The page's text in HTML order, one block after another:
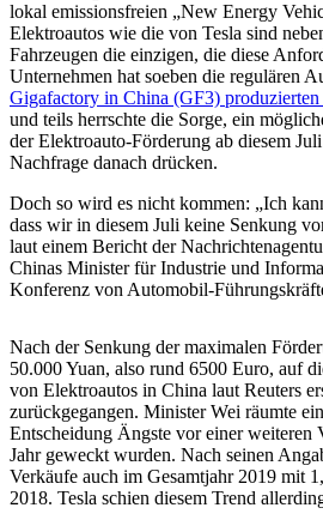
lokal emissionsfreien „New Energy
Elektroautos wie die von Tesla sind
Fahrzeugen die einzigen, die diese
Unternehmen hat soeben die regulären
Gigafactory in China (GF3)
und teils herrschte die Sorge, ein
der Elektroauto-Förderung ab diesem
Nachfrage danach drücken.
Doch so wird es nicht kommen: „Ich
dass wir in diesem Juli keine Senkung
laut einem Bericht der
Chinas Minister für Industrie und
Konferenz von Automobil-
Nach der Senkung der maximalen
50.000 Yuan, also rund 6500 Euro, auf
von Elektroautos in China laut Reuters
zurückgegangen. Minister Wei räumte
Entscheidung Ängste vor einer weiteren
Jahr geweckt wurden. Nach seinen
Verkäufe auch im Gesamtjahr 2019 mit
2018. Tesla schien diesem Trend